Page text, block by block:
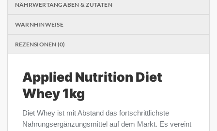
NÄHRWERTANGABEN & ZUTATEN
WARNHINWEISE
REZENSIONEN (0)
Applied Nutrition Diet
Whey 1kg
Diet Whey ist mit Abstand das fortschrittlichste
Nahrungsergänzungsmittel auf dem Markt. Es vereint